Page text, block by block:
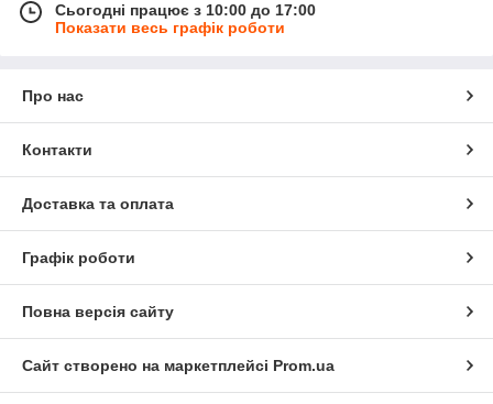
Сьогодні працює з 10:00 до 17:00
Показати весь графік роботи
Про нас
Контакти
Доставка та оплата
Графік роботи
Повна версія сайту
Сайт створено на маркетплейсі Prom.ua